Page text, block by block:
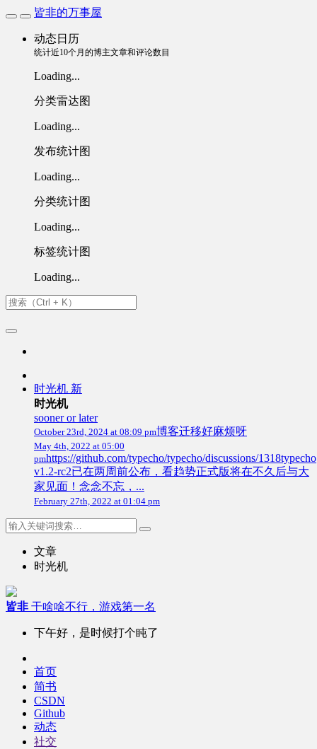
皆非的万事屋
动态日历
统计近10个月的博主文章和评论数目
Loading...
分类雷达图
Loading...
发布统计图
Loading...
分类统计图
Loading...
标签统计图
Loading...
时光机 新
时光机
sooner or later
October 23rd, 2024 at 08:09 pm博客迁移好麻烦呀
May 4th, 2022 at 05:00
pmhttps://github.com/typecho/typecho/discussions/1318typecho
v1.2-rc2已在两周前公布，看趋势正式版将在不久后与大
家见面！念念不忘，...
February 27th, 2022 at 01:04 pm
文章
时光机
皆非 干啥啥不行，游戏第一名
下午好，是时候打个盹了
首页
简书
CSDN
Github
动态
社交